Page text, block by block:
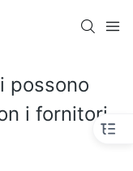
possono
i fornitori